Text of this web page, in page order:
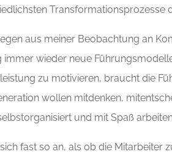
aus meiner Beobachtung an
immer wieder neue
zu motivieren, braucht die
wollen mitdenken,
und mit Spaß
fast so an, als ob die